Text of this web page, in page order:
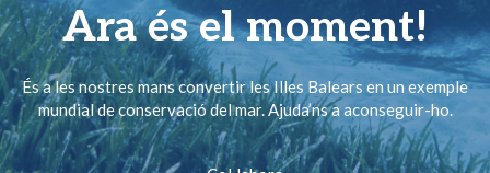
Ara és el moment!
És a les nostres mans convertir les Illes Balears en un exemple
mundial de conservació del mar. Ajuda’ns a aconseguir-ho.